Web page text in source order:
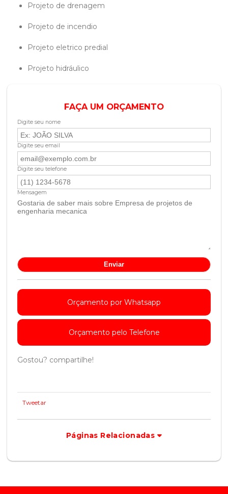
projeto de drenagem
projeto de incendio
projeto eletrico predial
projeto hidráulico
FAÇA UM ORÇAMENTO
Digite seu nome
Digite seu email
Digite seu telefone
Mensagem
Orçamento por Whatsapp
Orçamento pelo Telefone
Gostou? compartilhe!
Tweetar
Páginas Relacionadas